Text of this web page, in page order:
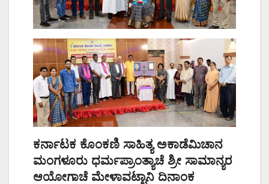
ಕರ್ನಾಟಕ ಕೊಂಕಣಿ ಸಾಹಿತ್ಯ ಅಕಾಡೆಮಿಚಾನ
ಮಂಗಳೂರು ಧರ್ಮಪ್ರಾಂತ್ಯಾಚೆ ಶ್ರೀ ಸಾಮಾನ್ಯರ
ಆಯೋಗಾಚೆ ಮೇಳಾವಟ್ಟಾನಿ ದಿನಾಂಕ